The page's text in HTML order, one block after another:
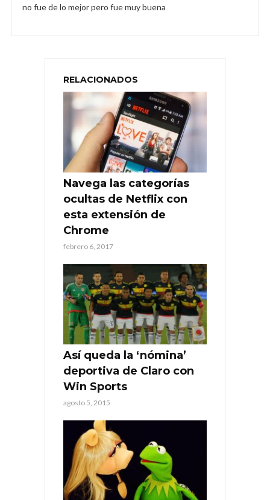
no fue de lo mejor pero fue muy buena
RELACIONADOS
Navega las categorías
ocultas de Netflix con
esta extensión de
Chrome
febrero 6, 2017
Así queda la ‘nómina’
deportiva de Claro con
Win Sports
agosto 5, 2015